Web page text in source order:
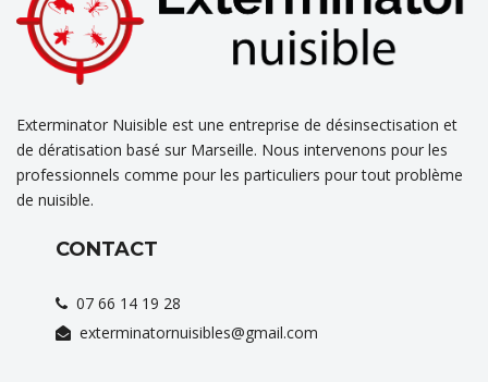
Exterminator Nuisible est une entreprise de désinsectisation et
de dératisation basé sur Marseille. Nous intervenons pour les
professionnels comme pour les particuliers pour tout problème
de nuisible.
CONTACT
07 66 14 19 28
exterminatornuisibles@gmail.com